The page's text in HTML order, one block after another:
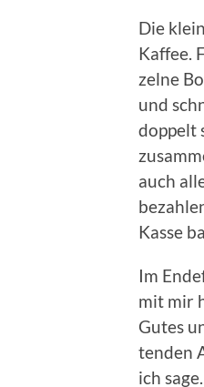
Die
Kaf­fee.
zel­ne
und
dop­pelt
auch
Kas­se
Im
mit mir
Gutes
ten­den
ich